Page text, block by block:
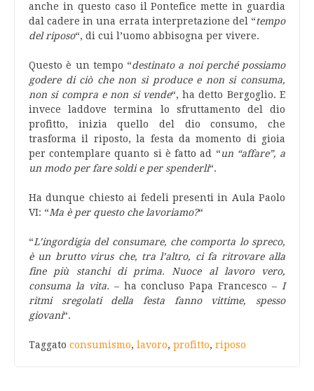
anche in questo caso il Pontefice mette in guardia
dal cadere in una errata interpretazione del “tempo
del riposo“, di cui l’uomo abbisogna per vivere.
Questo è un tempo “destinato a noi perché possiamo
godere di ciò che non si produce e non si consuma,
non si compra e non si vende“, ha detto Bergoglio. E
invece laddove termina lo sfruttamento del dio
profitto, inizia quello del dio consumo, che
trasforma il riposto, la festa da momento di gioia
per contemplare quanto si è fatto ad “un “affare”, a
un modo per fare soldi e per spenderli“.
Ha dunque chiesto ai fedeli presenti in Aula Paolo
VI: “Ma è per questo che lavoriamo?“
“L’ingordigia del consumare, che comporta lo spreco,
è un brutto virus che, tra l’altro, ci fa ritrovare alla
fine più stanchi di prima. Nuoce al lavoro vero,
consuma la vita. – ha concluso Papa Francesco – I
ritmi sregolati della festa fanno vittime, spesso
giovani“.
Taggato consumismo, lavoro, profitto, riposo